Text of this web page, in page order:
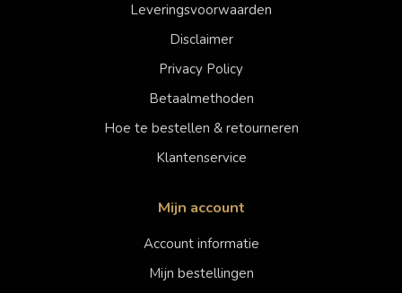
Leveringsvoorwaarden
Disclaimer
Privacy Policy
Betaalmethoden
Hoe te bestellen & retourneren
Klantenservice
Mijn account
Account informatie
Mijn bestellingen